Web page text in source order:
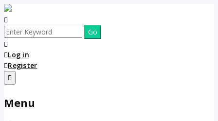
Log in
Register
Menu